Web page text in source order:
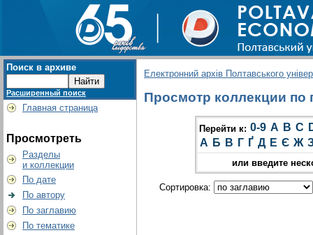
Поиск в архиве
Расширенный поиск
Главная страница
Просмотреть
Разделы
и коллекции
По дате
По автору
По заглавию
По тематике
Електронний архів Полтавського
Просмотр коллекции по
Перейти к: 0-9 A B C
А Б В Г Ґ Д Е Є Ж
или введите
Сортировка: